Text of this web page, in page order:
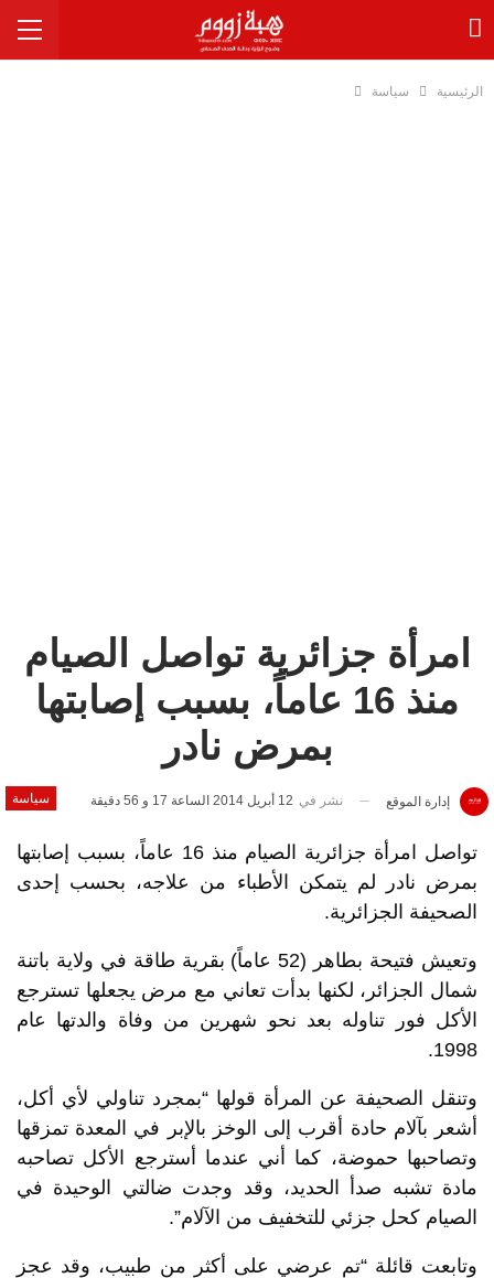
الرئيسية سياسة
امرأة جزائرية تواصل الصيام
منذ 16 عاماً، بسبب إصابتها
بمرض نادر
سياسة إدارة الموقع نشر في 12 أبريل 2014 الساعة 17 و 56 دقيقة
تواصل امرأة جزائرية الصيام منذ 16 عاماً، بسبب إصابتها
بمرض نادر لم يتمكن الأطباء من علاجه، بحسب إحدى
الصحيفة الجزائرية.
وتعيش فتيحة بطاهر (52 عاماً) بقرية طاقة في ولاية باتنة
شمال الجزائر، لكنها بدأت تعاني مع مرض يجعلها تسترجع
الأكل فور تناوله بعد نحو شهرين من وفاة والدتها عام
1998.
وتنقل الصحيفة عن المرأة قولها “بمجرد تناولي لأي أكل،
أشعر بآلام حادة أقرب إلى الوخز بالإبر في المعدة تمزقها
وتصاحبها حموضة، كما أني عندما أسترجع الأكل تصاحبه
مادة تشبه صدأ الحديد، وقد وجدت ضالتي الوحيدة في
الصيام كحل جزئي للتخفيف من الآلام”.
وتابعت قائلة “تم عرضي على أكثر من طبيب، وقد عجز